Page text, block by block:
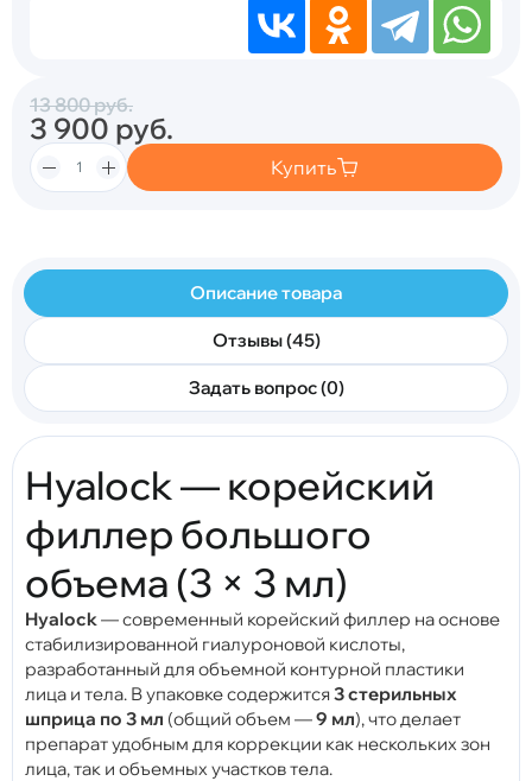
13 800руб.
3 900 руб.
Купить
Описание товара
Отзывы (45)
Задать вопрос (0)
Hyalock — корейский
филлер большого
объема (3 × 3 мл)
Hyalock — современный корейский филлер на основе
стабилизированной гиалуроновой кислоты,
разработанный для объемной контурной пластики
лица и тела. В упаковке содержится3 стерильных
шприца по 3 мл (общий объем —9 мл), что делает
препарат удобным для коррекции как нескольких зон
лица, так и объемных участков тела.